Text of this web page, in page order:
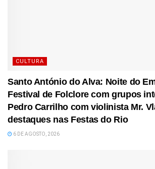
CULTURA
Santo António do Alva: Noite do
Festival de Folclore com grupos
Pedro Carrilho com violinista Mr.
destaques nas Festas do Rio
6 DE AGOSTO, 2026